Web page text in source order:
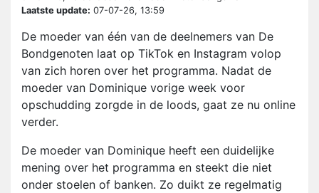
Laatste update: 07-07-26, 13:59
De moeder van één van de deelnemers van De
Bondgenoten laat op TikTok en Instagram volop
van zich horen over het programma. Nadat de
moeder van Dominique vorige week voor
opschudding zorgde in de loods, gaat ze nu online
verder.
De moeder van Dominique heeft een duidelijke
mening over het programma en steekt die niet
onder stoelen of banken. Zo duikt ze regelmatig